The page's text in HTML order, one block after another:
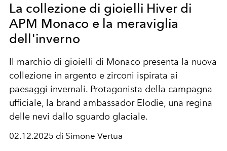
La collezione di gioielli Hiver di
APM Monaco e la meraviglia
dell'inverno
Il marchio di gioielli di Monaco presenta la nuova
collezione in argento e zirconi ispirata ai
paesaggi invernali. Protagonista della campagna
ufficiale, la brand ambassador Elodie, una regina
delle nevi dallo sguardo glaciale.
02.12.2025 di Simone Vertua